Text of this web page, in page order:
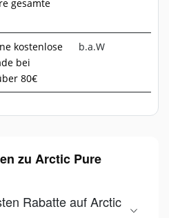
gesamte
kostenlose
bei
80€
b.a.W
zu Arctic Pure
Rabatte auf Arctic